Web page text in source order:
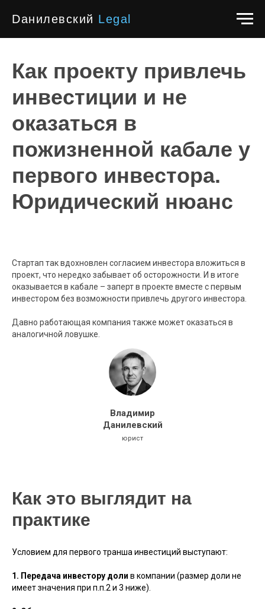
Dанилевский Legal
Как проекту привлечь
инвестиции и не
оказаться в
пожизненной кабале у
первого инвестора.
Юридический нюанс
Стартап так вдохновлен согласием инвестора вложиться в
проект, что нередко забывает об осторожности. И в итоге
оказывается в кабале – заперт в проекте вместе с первым
инвестором без возможности привлечь другого инвестора.
Давно работающая компания также может оказаться в
аналогичной ловушке.
Владимир
Данилевский
юрист
Как это выглядит на
практике
Условием для первого транша инвестиций выступают:
1. Передача инвестору доли в компании (размер доли не
имеет значения при п.п.2 и 3 ниже).